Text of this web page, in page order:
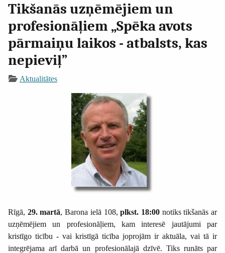
Tikšanās uzņēmējiem un
profesionāļiem „Spēka avots
pārmaiņu laikos - atbalsts, kas
nepieviļ”
Aktualitātes
Rīgā, 29. martā, Barona ielā 108,plkst. 18:00notiks tikšanās ar
uzņēmējiem un profesionāļiem, kam interesē jautājumi par
kristīgo ticību - vai kristīgā ticība joprojām ir aktuāla, vai tā ir
integrējama arī darbā un profesionālajā dzīvē. Tiks runāts par